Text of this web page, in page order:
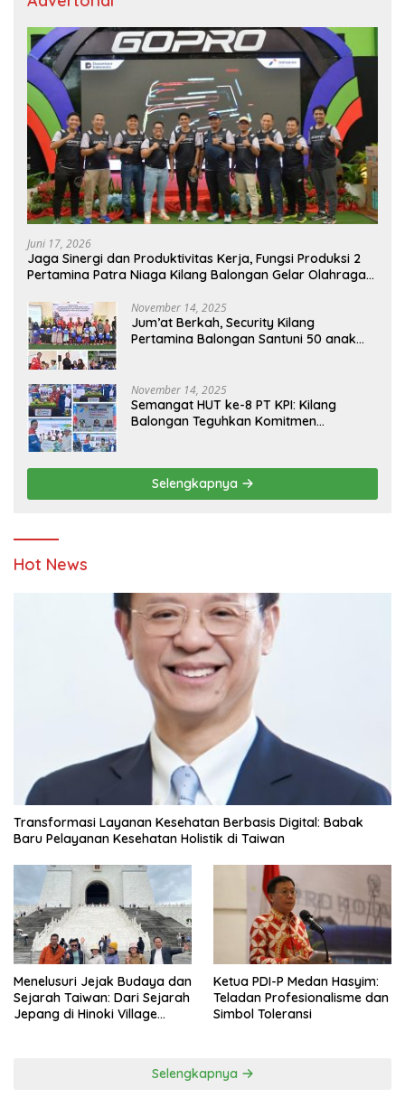
Juni 17, 2026
Jaga Sinergi dan Produktivitas Kerja, Fungsi Produksi 2
Pertamina Patra Niaga Kilang Balongan Gelar Olahraga
November 14, 2025
Jum’at Berkah, Security Kilang
Pertamina Balongan Santuni 50 anak
November 14, 2025
Semangat HUT ke-8 PT KPI: Kilang
Balongan Teguhkan Komitmen
Pendidikan
Selengkapnya
Hot News
Transformasi Layanan Kesehatan Berbasis Digital: Babak
Baru Pelayanan Kesehatan Holistik di Taiwan
Menelusuri Jejak Budaya dan
Sejarah Taiwan: Dari Sejarah
Jepang di Hinoki Village
Ketua PDI-P Medan Hasyim:
Teladan Profesionalisme dan
Simbol Toleransi
Selengkapnya